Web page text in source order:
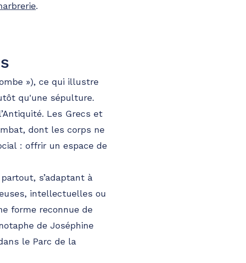
.
»), ce qui illustre
qu'une sépulture.
Les Grecs et
dont les corps ne
: offrir un espace de
s’adaptant à
intellectuelles ou
forme reconnue de
de Joséphine
le Parc de la